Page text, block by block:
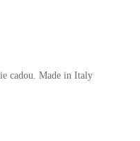
cadou. Made in Italy